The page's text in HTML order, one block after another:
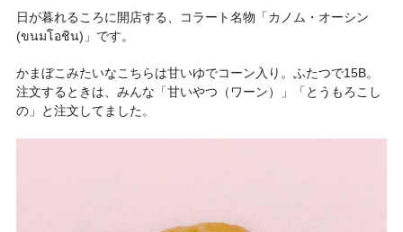
日が暮れるころに開店する、コラート名物「カノム・オーシン
(ขนมโอชิน) 」です。
かまぼこみたいなこちらは甘いゆでコーン入り。ふたつで15B。
注文するときは、みんな「甘いやつ（ワーン）」「とうもろこし
の」と注文してました。